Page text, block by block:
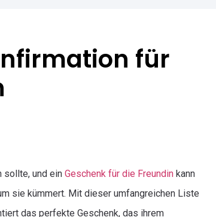
für
sollte, und ein Geschenk für die Freundin kann
sie kümmert. Mit dieser umfangreichen Liste
das perfekte Geschenk, das ihrem